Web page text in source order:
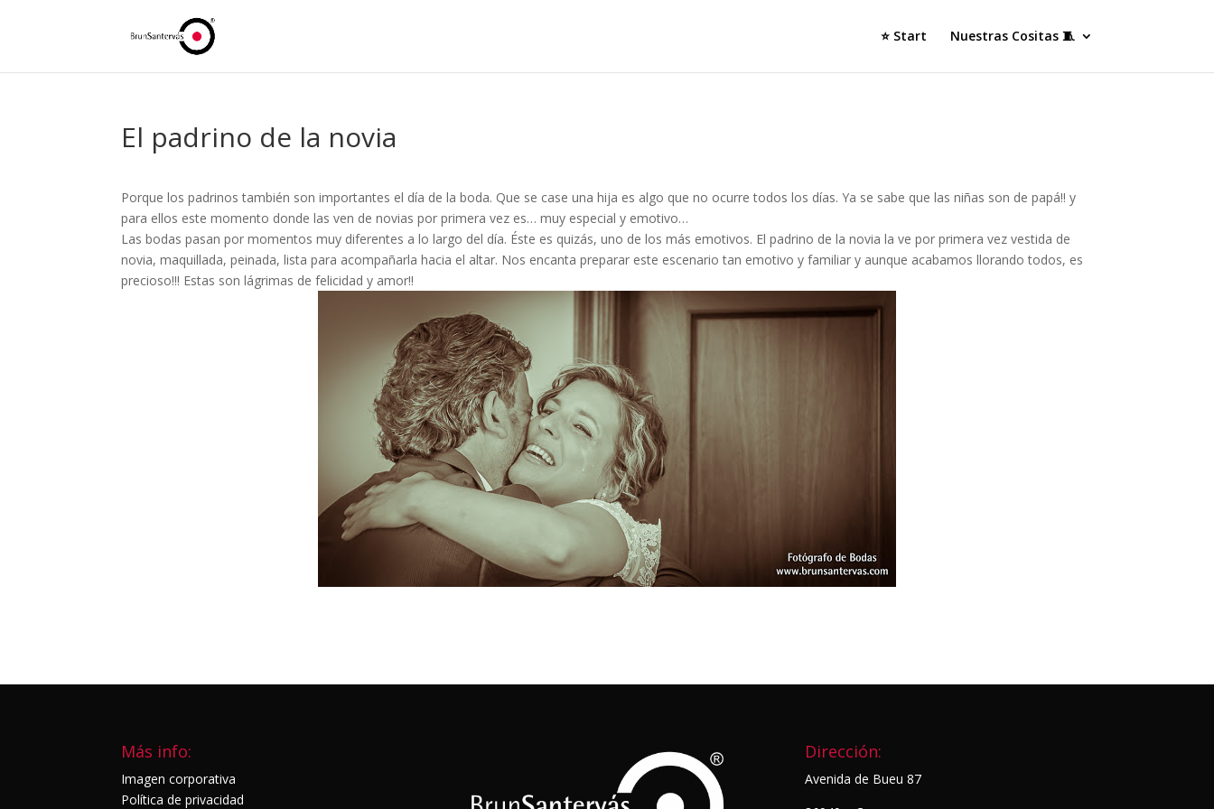
⭐ Start Nuestras Cositas 🧵
El padrino de la novia
Porque los padrinos también son importantes el día de la boda. Que se case una hija es algo que no ocurre todos los días. Ya se sabe que las niñas son de papá!! y
para ellos este momento donde las ven de novias por primera vez es… muy especial y emotivo…
Las bodas pasan por momentos muy diferentes a lo largo del día. Éste es quizás, uno de los más emotivos. El padrino de la novia la ve por primera vez vestida de
novia, maquillada, peinada, lista para acompañarla hacia el altar. Nos encanta preparar este escenario tan emotivo y familiar y aunque acabamos llorando todos, es
precioso!!! Estas son lágrimas de felicidad y amor!!
Más info:
Imagen corporativa
Política de privacidad
Dirección:
Avenida de Bueu 87